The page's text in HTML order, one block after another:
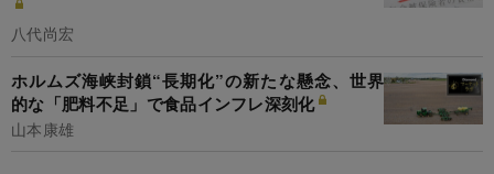
八代尚宏
ホルムズ海峡封鎖“長期化”の新たな懸念、世界
的な「肥料不足」で食品インフレ深刻化
山本康雄